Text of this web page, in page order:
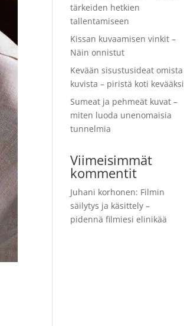
tärkeiden hetkien
tallentamiseen
Kissan kuvaamisen vinkit –
Näin onnistut
Kevään sisustusideat omista
kuvista – piristä koti kevääksi
Sumeat ja pehmeät kuvat –
miten luoda unenomaisia
tunnelmia
Viimeisimmät
kommentit
Juhani korhonen: Filmin
säilytys ja käsittely –
pidennä filmiesi elinikää